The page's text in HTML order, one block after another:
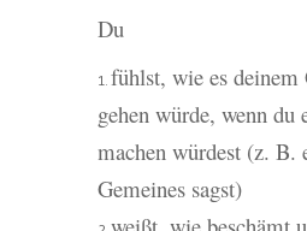
Du
fühlst, wie es deinem
gehen würde, wenn du
machen würdest (z. B.
Gemeines sagst)